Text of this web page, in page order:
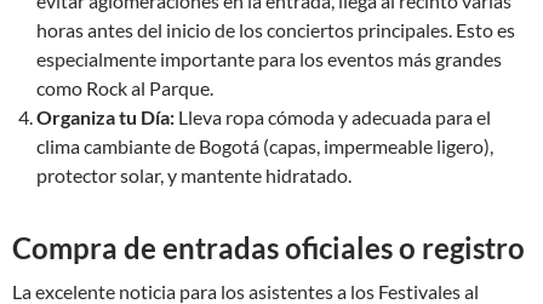
horas antes del inicio de los conciertos principales. Esto es
especialmente importante para los eventos más grandes
como Rock al Parque.
Organiza tu Día: Lleva ropa cómoda y adecuada para el
clima cambiante de Bogotá (capas, impermeable ligero),
protector solar, y mantente hidratado.
Compra de entradas oficiales o registro
La excelente noticia para los asistentes a los Festivales al